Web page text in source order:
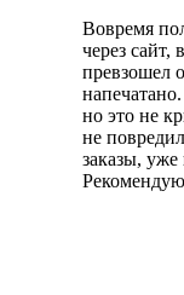
Вовремя
через сайт,
превзошел
но это не
не
заказы,